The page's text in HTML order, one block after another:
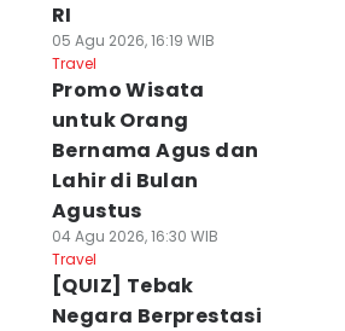
RI
05 Agu 2026, 16:19 WIB
Travel
Promo Wisata
untuk Orang
Bernama Agus dan
Lahir di Bulan
Agustus
04 Agu 2026, 16:30 WIB
Travel
[QUIZ] Tebak
Negara Berprestasi